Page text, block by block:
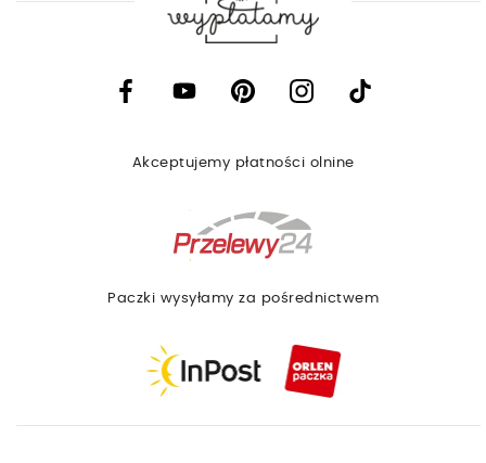
Akceptujemy płatności olnine
Paczki wysyłamy za pośrednictwem